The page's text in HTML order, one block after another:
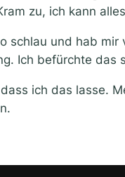
zu, ich kann
schlau und hab
Ich befürchte das
ich das lasse.